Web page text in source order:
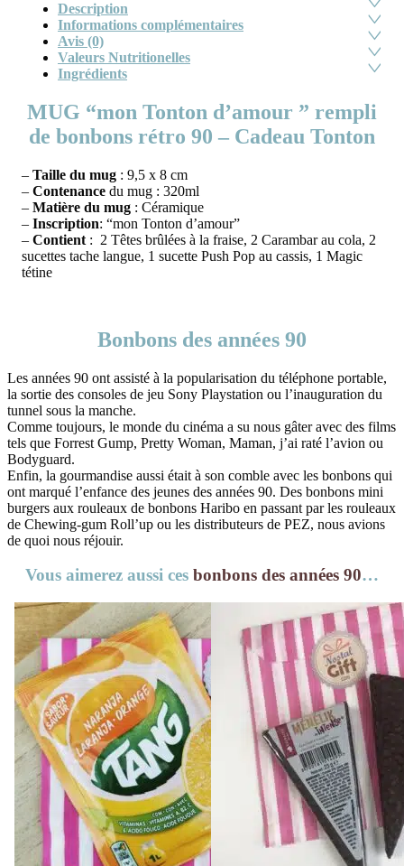
Description
Informations complémentaires
Avis (0)
Valeurs Nutritionelles
Ingrédients
MUG “mon Tonton d’amour ” rempli
de bonbons rétro 90 – Cadeau Tonton
– Taille du mug : 9,5 x 8 cm
– Contenance du mug : 320ml
– Matière du mug : Céramique
– Inscription: “mon Tonton d’amour”
– Contient : 2 Têtes brûlées à la fraise, 2 Carambar au cola, 2
sucettes tache langue, 1 sucette Push Pop au cassis, 1 Magic
tétine
Bonbons des années 90
Les années 90 ont assisté à la popularisation du téléphone portable,
la sortie des consoles de jeu Sony Playstation ou l’inauguration du
tunnel sous la manche.
Comme toujours, le monde du cinéma a su nous gâter avec des films
tels que Forrest Gump, Pretty Woman, Maman, j’ai raté l’avion ou
Bodyguard.
Enfin, la gourmandise aussi était à son comble avec les bonbons qui
ont marqué l’enfance des jeunes des années 90. Des bonbons mini
burgers aux rouleaux de bonbons Haribo en passant par les rouleaux
de Chewing-gum Roll’up ou les distributeurs de PEZ, nous avions
de quoi nous réjouir.
Vous aimerez aussi ces bonbons des années 90…